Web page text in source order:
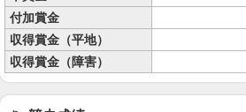
付加賞金
収得賞金（平地）
収得賞金（障害）